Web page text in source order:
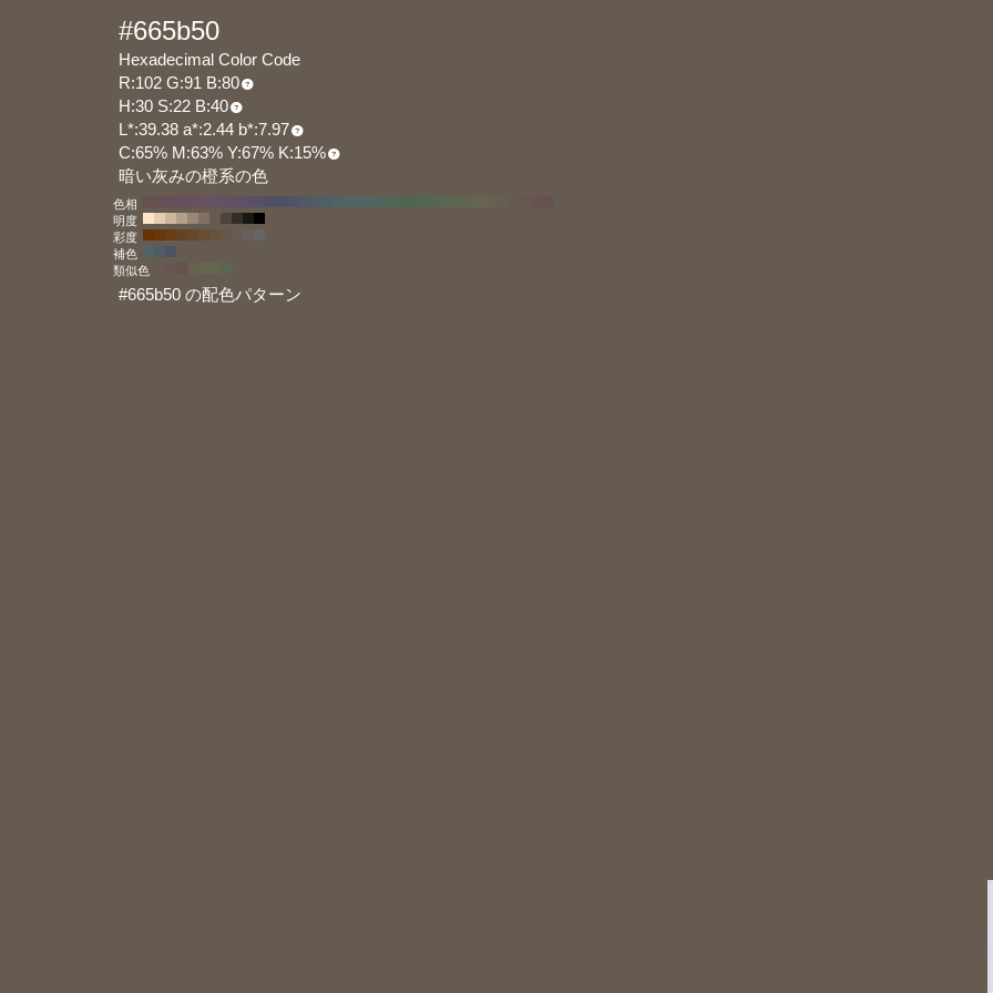
#665b50
Hexadecimal Color Code
R:102 G:91 B:80
H:30 S:22 B:40
L*:39.38 a*:2.44 b*:7.97
C:65% M:63% Y:67% K:15%
暗い灰みの橙系の色
色相
明度
彩度
補色
類似色
#665b50 の配色パターン